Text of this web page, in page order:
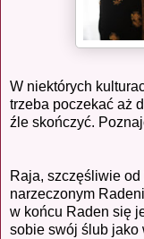
W niektórych
trzeba poczekać aż
źle skończyć.
Raja, szczęśliwie
narzeczonym
w końcu Raden się
sobie swój ślub jako